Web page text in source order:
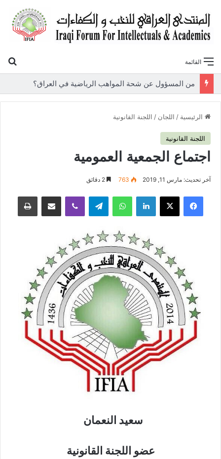
القائمة
الرئيسية / اللجان / اللجنة القانونية
اللجنة القانونية
اجتماع الجمعية العمومية
آخر تحديث: مارس 11, 2019 763
فيسبوك لينكدإن واتساب
سعيد النعمان
عضو اللجنة القانونية